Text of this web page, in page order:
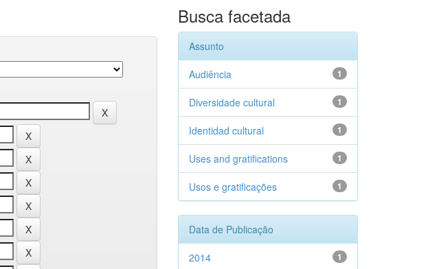
Busca facetada
Assunto
1
Audiência
1
Diversidade cultural
1
Identidad cultural
1
Uses and gratifications
1
Usos e gratificações
Data de Publicação
1
2014